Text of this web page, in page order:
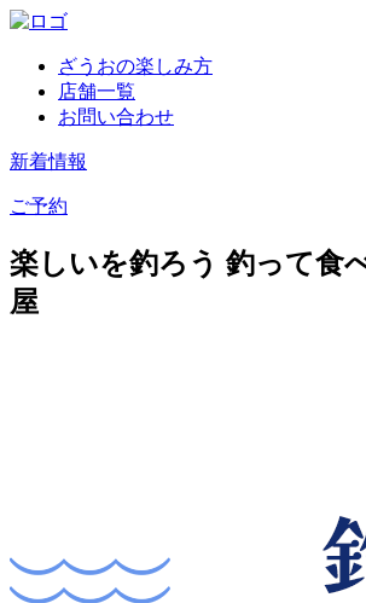
ざうおの楽しみ方
店舗一覧
お問い合わせ
新着情報
ご予約
楽しいを釣ろう 釣って食
屋